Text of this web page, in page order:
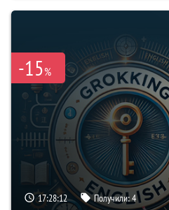
-15%
17:28:11 Получили:4